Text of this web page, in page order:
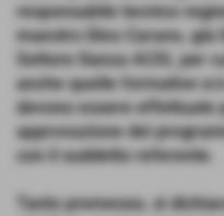
responsabile tecnico
maestro Dino Carano,
Settore Danza ACSI, per
anche quelle formative e/
devono essere effettuate
approvazione dei
con il suddetto referente.
Tanto premesso, si